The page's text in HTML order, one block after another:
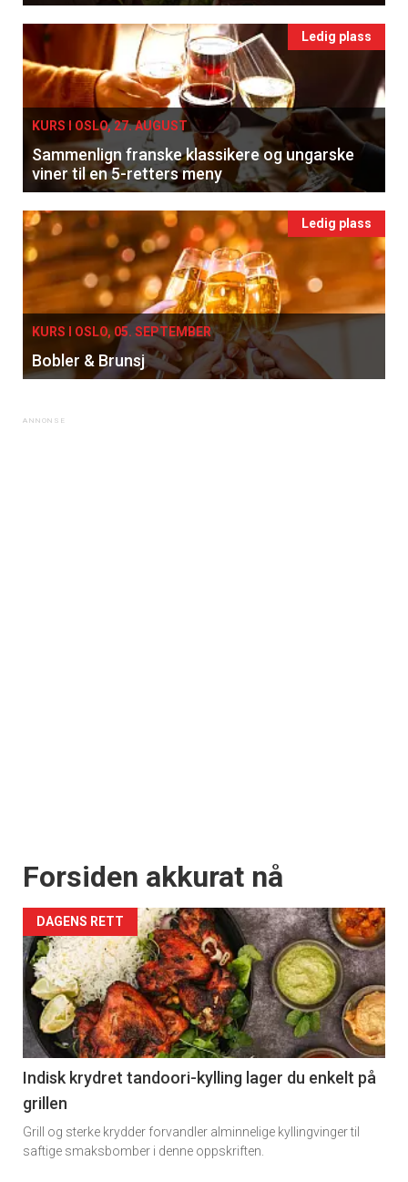
×
Få ukentlige nyhetsbrev fra
Apéritif
Vi tilbyr flere ukentlige nyhetsbrev. Du
kan fritt velge hvilke du ønsker å få
tilsendt.
Registrer deg
Ledig plass
KURS I OSLO, 27. AUGUST
Sammenlign franske klassikere og ungarske
viner til en 5-retters meny
Ledig plass
KURS I OSLO, 05. SEPTEMBER
Bobler & Brunsj
Forsiden akkurat nå
DAGENS RETT
Indisk krydret tandoori-kylling lager du enkelt på
grillen
Grill og sterke krydder forvandler alminnelige kyllingvinger til
saftige smaksbomber i denne oppskriften.